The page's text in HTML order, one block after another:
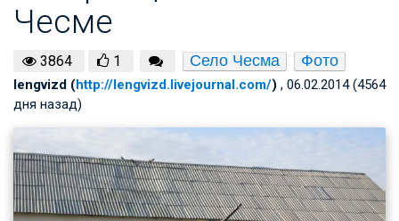
Чесме
3864 1 Село Чесма Фото
lengvizd (http://lengvizd.livejournal.com/) , 06.02.2014 (4564
дня назад)